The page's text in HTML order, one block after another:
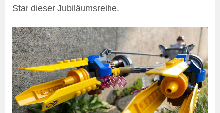
Star dieser Jubiläumsreihe.